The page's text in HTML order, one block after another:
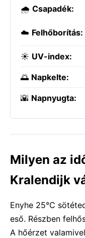
🌧️ Csapadék:
☁️ Felhőborítás:
☀️ UV-index:
🌅 Napkelte:
🌇 Napnyugta:
Milyen az
Kralendijk
Enyhe 25°C
eső. Részben
A hőérzet